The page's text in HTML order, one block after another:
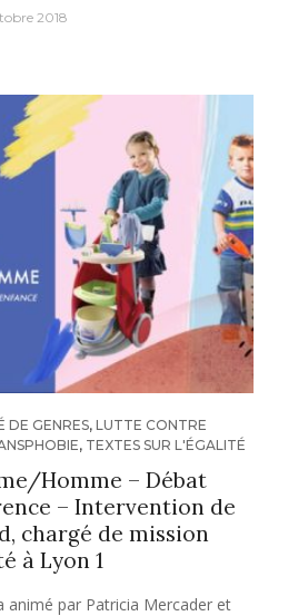
2018
DE GENRES, LUTTE CONTRE
, TEXTES SUR L'ÉGALITÉ
Homme – Débat
– Intervention de
chargé de mission
à Lyon 1
animé par Patricia Mercader et